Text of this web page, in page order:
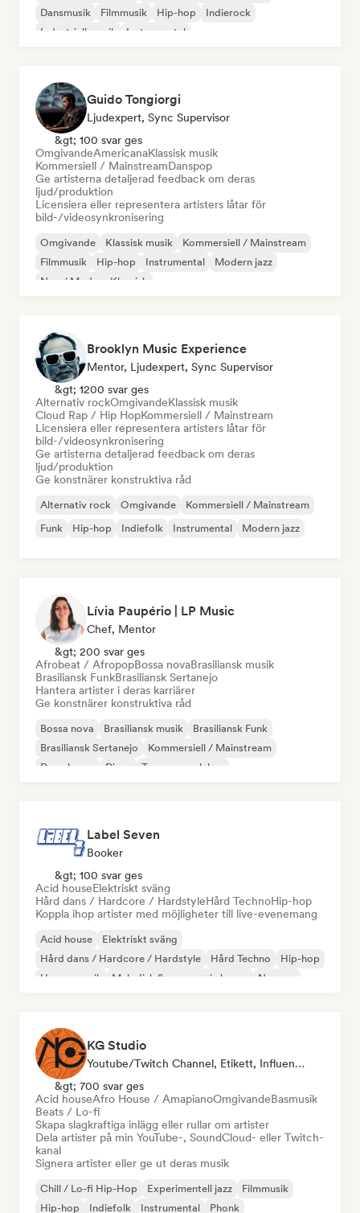
Dansmusik
Filmmusik Hip-hop
Indierock
Industriell musik
Instrumental
Guido Tongiorgi
Ljudexpert, Sync Supervisor
&gt; 100 svar ges
OmgivandeAmericanaKlassisk musik
Kommersiell / MainstreamDanspop
Ge artisterna detaljerad feedback om deras
ljud/produktion
Licensiera eller representera artisters låtar för
bild-/videosynkronisering
Omgivande Klassisk musik
Kommersiell / Mainstream
Filmmusik
Hip-hop Instrumental
Modern jazz
Neo / Modern Klassisk
Brooklyn Music Experience
Mentor, Ljudexpert, Sync Supervisor
&gt; 1200 svar ges
Alternativ rockOmgivandeKlassisk musik
Cloud Rap / Hip HopKommersiell / Mainstream
Licensiera eller representera artisters låtar för
bild-/videosynkronisering
Ge artisterna detaljerad feedback om deras
ljud/produktion
Ge konstnärer konstruktiva råd
Alternativ rock Omgivande
Kommersiell / Mainstream
Funk
Hip-hop Indiefolk Instrumental Modern jazz
Lívia Paupério | LP Music
Chef, Mentor
&gt; 200 svar ges
Afrobeat / AfropopBossa novaBrasiliansk musik
Brasiliansk FunkBrasiliansk Sertanejo
Hantera artister i deras karriärer
Ge konstnärer konstruktiva råd
Bossa nova Brasiliansk musik
Brasiliansk Funk
Brasiliansk Sertanejo
Kommersiell / Mainstream
Deep house
Disco Trummor och bas
Label Seven
Booker
&gt; 100 svar ges
Acid houseElektriskt sväng
Hård dans / Hardcore / HardstyleHård TechnoHip-hop
Koppla ihop artister med möjligheter till live-evenemang
Acid house
Elektriskt sväng
Hård dans / Hardcore / Hardstyle
Hård Techno
Hip-hop
House-musik
Melodisk & progressiv house Ny scen
KG Studio
Youtube/Twitch Channel, Etikett, Influencer I Sociala Medier
&gt; 700 svar ges
Acid houseAfro House / AmapianoOmgivandeBasmusik
Beats / Lo-fi
Skapa slagkraftiga inlägg eller rullar om artister
Dela artister på min YouTube-, SoundCloud- eller Twitch-
kanal
Signera artister eller ge ut deras musik
Chill / Lo-fi Hip-Hop Experimentell jazz
Filmmusik
Hip-hop
Indiefolk Instrumental Phonk